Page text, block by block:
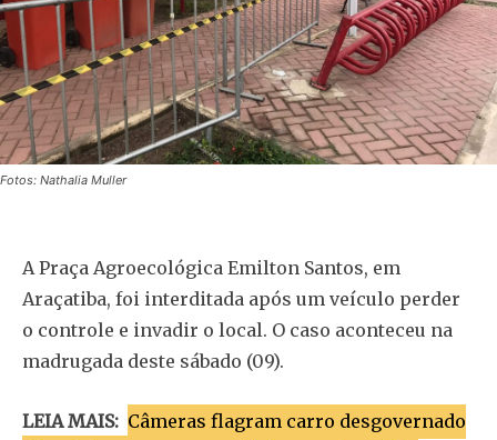
Fotos: Nathalia Muller
A Praça Agroecológica Emilton Santos, em
Araçatiba, foi interditada após um veículo perder
o controle e invadir o local. O caso aconteceu na
madrugada deste sábado (09).
LEIA MAIS: Câmeras flagram carro desgovernado